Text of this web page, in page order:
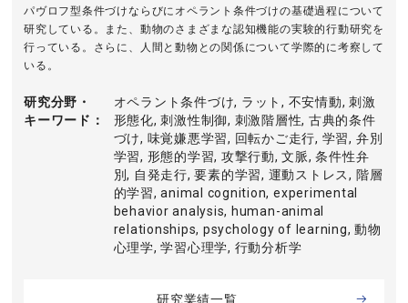
パヴロフ型条件づけならびにオペラント条件づけの基礎過程について
研究している。また、動物のさまざまな認知機能の実験的行動研究を
行っている。さらに、人間と動物との関係について学際的に考察して
いる。
研究分野・
キーワード
オペラント条件づけ, ラット, 不安情動, 刺激
形態化, 刺激性制御, 刺激階層性, 古典的条件
づけ, 味覚嫌悪学習, 回転かご走行, 学習, 弁別
学習, 形態的学習, 攻撃行動, 文脈, 条件性弁
別, 自発走行, 要素的学習, 運動ストレス, 階層
的学習, animal cognition, experimental
behavior analysis, human-animal
relationships, psychology of learning, 動物
心理学, 学習心理学, 行動分析学
研究業績一覧